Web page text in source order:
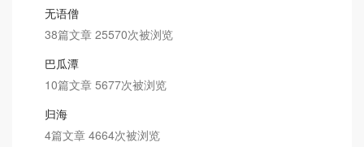
无语僧
38篇文章 25570次被浏览
巴瓜潭
10篇文章 5677次被浏览
归海
4篇文章 4664次被浏览